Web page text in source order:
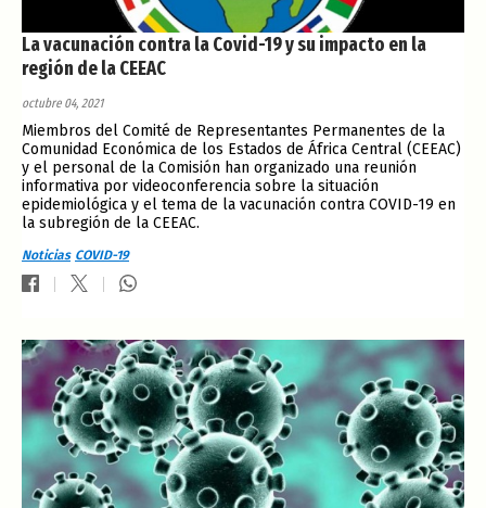
La vacunación contra la Covid-19 y su impacto en la
región de la CEEAC
octubre 04, 2021
Miembros del Comité de Representantes Permanentes de la
Comunidad Económica de los Estados de África Central (CEEAC)
y el personal de la Comisión han organizado una reunión
informativa por videoconferencia sobre la situación
epidemiológica y el tema de la vacunación contra COVID-19 en
la subregión de la CEEAC.
Noticias COVID-19